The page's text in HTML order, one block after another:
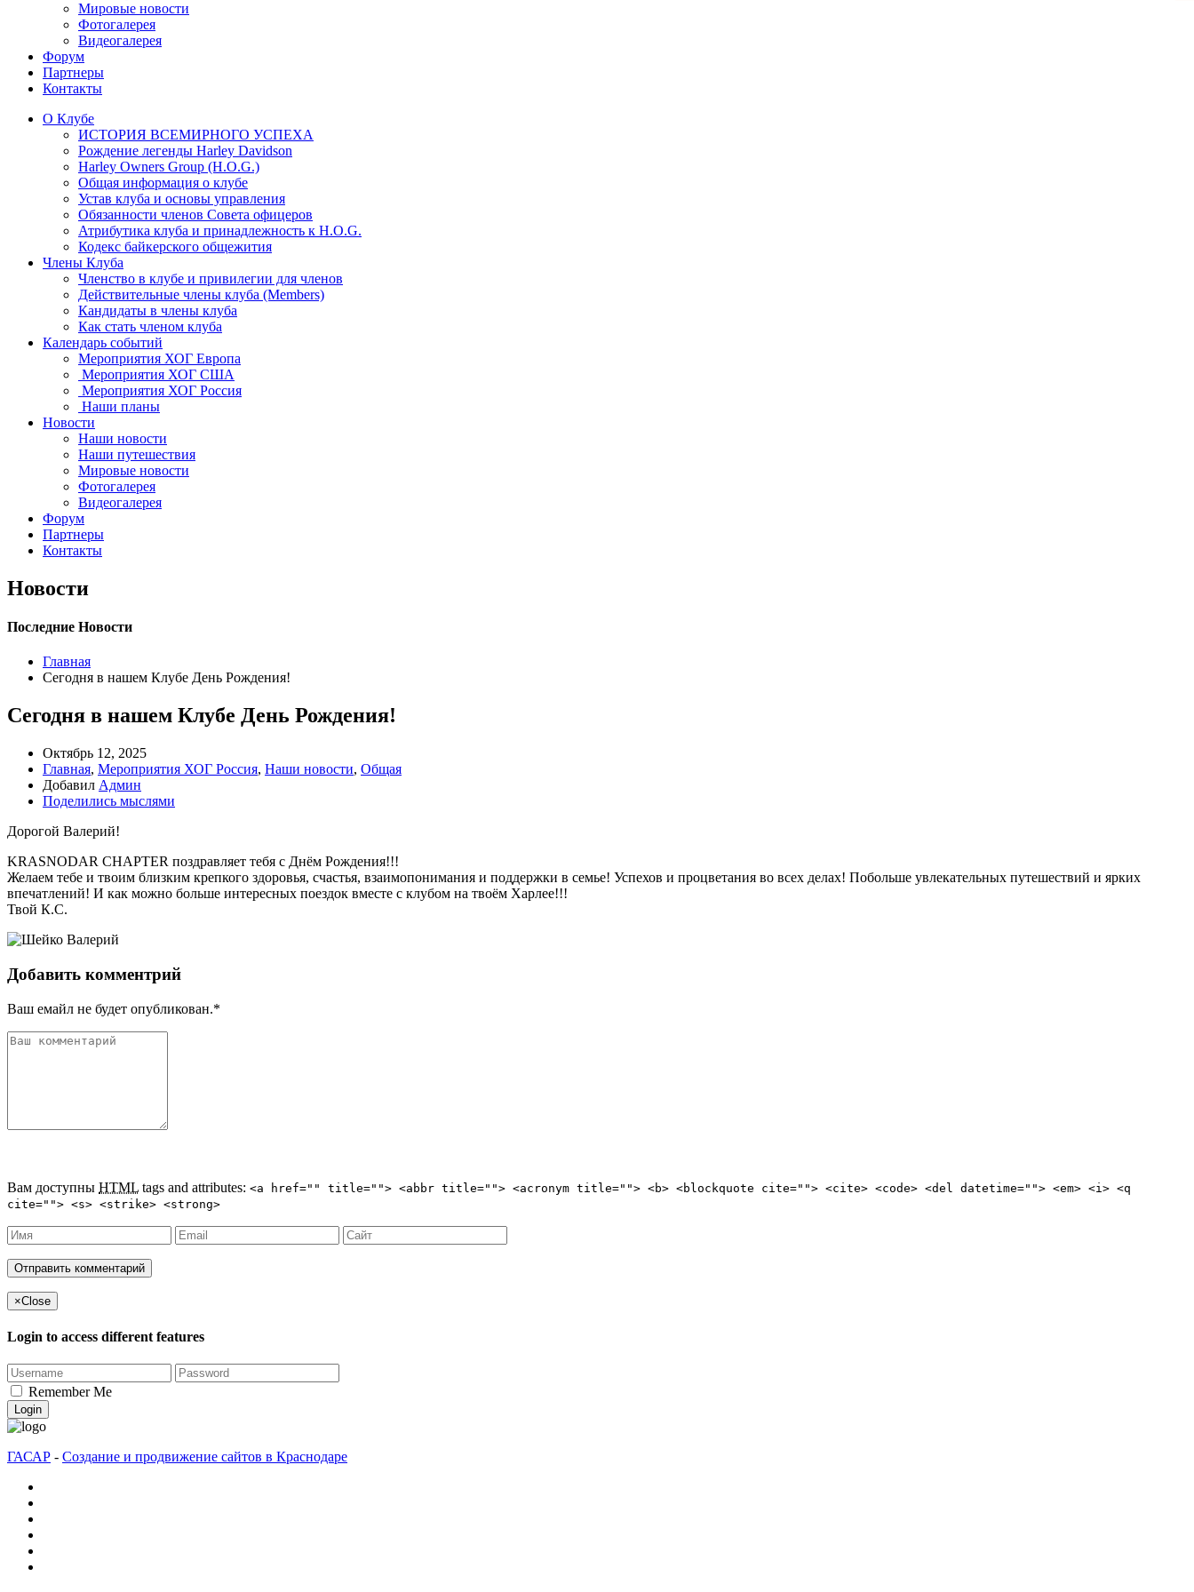
Мировые новости
Фотогалерея
Видеогалерея
Форум
Партнеры
Контакты
О Клубе
ИСТОРИЯ ВСЕМИРНОГО УСПЕХА
Рождение легенды Harley Davidson
Harley Owners Group (H.O.G.)
Общая информация о клубе
Устав клуба и основы управления
Обязанности членов Совета офицеров
Атрибутика клуба и принадлежность к H.O.G.
Кодекс байкерского общежития
Члены Клуба
Членство в клубе и привилегии для членов
Действительные члены клуба (Members)
Кандидаты в члены клуба
Как стать членом клуба
Календарь событий
Мероприятия ХОГ Европа
Мероприятия ХОГ США
Мероприятия ХОГ Россия
Наши планы
Новости
Наши новости
Наши путешествия
Мировые новости
Фотогалерея
Видеогалерея
Форум
Партнеры
Контакты
Новости
Последние Новости
Главная
Сегодня в нашем Клубе День Рождения!
Сегодня в нашем Клубе День Рождения!
Октябрь 12, 2025
Главная, Мероприятия ХОГ Россия, Наши новости, Общая
Добавил Админ
Поделились мыслями
Дорогой Валерий!
KRASNODAR CHAPTER поздравляет тебя с Днём Рождения!!!
Желаем тебе и твоим близким крепкого здоровья, счастья, взаимопонимания и поддержки в семье! Успехов и процветания во всех делах! Побольше увлекательных путешествий и ярких
впечатлений! И как можно больше интересных поездок вместе с клубом на твоём Харлее!!!
Твой К.С.
Добавить комментрий
Ваш емайл не будет опубликован.*
Вам доступны HTML tags and attributes: <a href="" title=""> <abbr title=""> <acronym title=""> <b> <blockquote cite=""> <cite> <code> <del datetime=""> <em> <i> <q
cite=""> <s> <strike> <strong>
×Close
Login to access different features
Remember Me
Login
ГАСАР - Создание и продвижение сайтов в Краснодаре